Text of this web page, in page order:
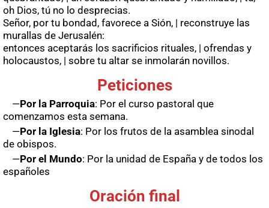
oh Dios, tú no lo desprecias.
Señor, por tu bondad, favorece a Sión, | reconstruye las
murallas de Jerusalén:
entonces aceptarás los sacrificios rituales, | ofrendas y
holocaustos, | sobre tu altar se inmolarán novillos.
Peticiones
—Por la Parroquia: Por el curso pastoral que
comenzamos esta semana.
—Por la Iglesia: Por los frutos de la asamblea sinodal
de obispos.
—Por el Mundo: Por la unidad de España y de todos los
españoles
Oración final